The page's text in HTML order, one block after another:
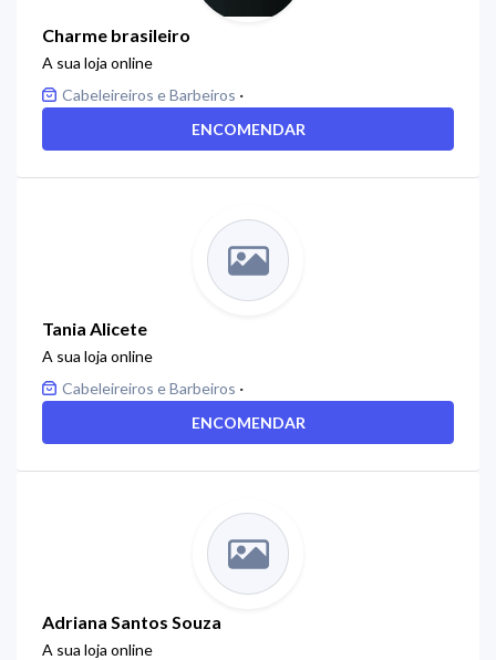
Charme brasileiro
A sua loja online
Cabeleireiros e Barbeiros ·
ENCOMENDAR
Tania Alicete
A sua loja online
Cabeleireiros e Barbeiros ·
ENCOMENDAR
Adriana Santos Souza
A sua loja online